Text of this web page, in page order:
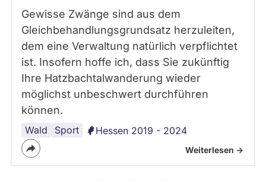
Gewisse Zwänge sind aus dem
Gleichbehandlungsgrundsatz herzuleiten,
dem eine Verwaltung natürlich verpflichtet
ist. Insofern hoffe ich, dass Sie zukünftig
Ihre Hatzbachtalwanderung wieder
möglichst unbeschwert durchführen
können.
Wald Sport
Freizeit Hessen 2019 - 2024
Weiterlesen ->